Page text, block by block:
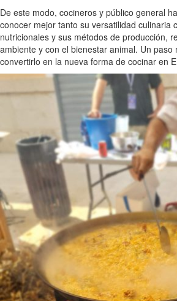
De este modo, cocineros y público general
conocer mejor tanto su versatilidad culinaria
nutricionales y sus métodos de producción,
ambiente y con el bienestar animal. Un paso
convertirlo en la nueva forma de cocinar en